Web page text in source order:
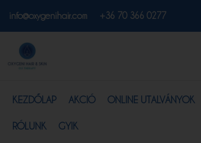
info@oxygenihair.com +36 70 366 0277
KEZDŐLAP AKCIÓ ONLINE UTALVÁNYOK
RÓLUNK GYIK